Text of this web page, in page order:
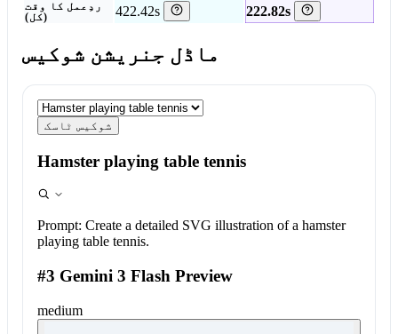
ردِعمل کا وقت
(کل)
422.42s 222.82s
ماڈل جنریشن شوکیس
شوکیس ٹاسک
Hamster playing table tennis
Prompt: Create a detailed SVG illustration of a hamster
playing table tennis.
#3 Gemini 3 Flash Preview
medium